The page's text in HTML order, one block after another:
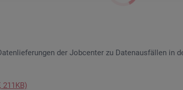
der Job­cen­ter zu Da­ten­aus­fäl­len in
211KB)